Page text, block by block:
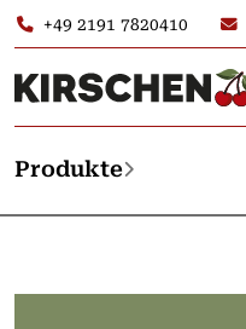
+49 2191 7820410
Produkte